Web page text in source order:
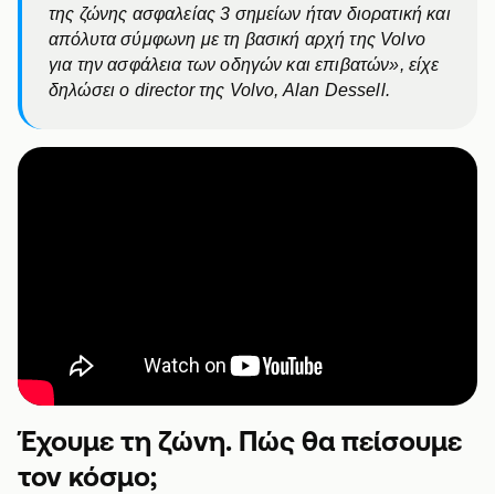
της ζώνης ασφαλείας 3 σημείων ήταν διορατική και
απόλυτα σύμφωνη με τη βασική αρχή της Volvo
για την ασφάλεια των οδηγών και επιβατών», είχε
δηλώσει ο director της Volvo, Alan Dessell.
Έχουμε τη ζώνη. Πώς θα πείσουμε
τον κόσμο;